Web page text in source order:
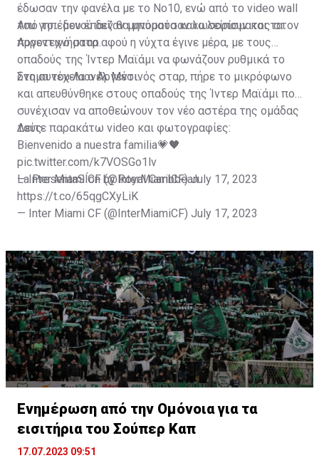
έδωσαν την φανέλα με το Νο10, ενώ από το video wall
του γηπέδου έπαιζαν μηνύματα καλωσορίσματος στον
Αργεντινό σταρ.
Από το... μενού δεν θα μπορούσαν να λείπουν και τα
πυροτεχνήματα αφού η νύχτα έγινε μέρα, με τους
οπαδούς της Ίντερ Μαϊάμι να φωνάζουν ρυθμικά το
όνομα του Λιονέλ Μέσι.
Στη συνέχεια ο Αργεντινός σταρ, πήρε το μικρόφωνο
και απευθύνθηκε στους οπαδούς της Ίντερ Μαϊάμι που
συνέχισαν να αποθεώνουν τον νέο αστέρα της ομάδας
τους.
Δείτε παρακάτω video και φωτογραφίες:
Bienvenido a nuestra familia💗🖤
pic.twitter.com/k7VOSGo1lv
— Inter Miami CF (@InterMiamiCF)July 17, 2023
La PresentaSÍon by Royal Caribbean
https://t.co/65qgCXyLiK
— Inter Miami CF (@InterMiamiCF) July 17, 2023
Ενημέρωση από την Ομόνοια για τα
εισιτήρια του Σούπερ Καπ
17.07.2023 09:51